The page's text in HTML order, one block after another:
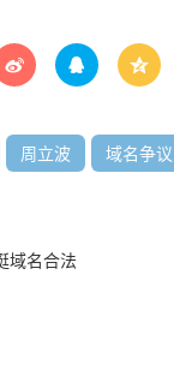
  
周立波 域名争议
域名合法